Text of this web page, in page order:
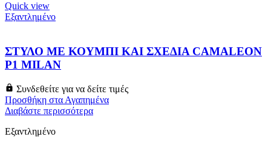
Quick view
Εξαντλημένο
ΣΤΥΛΟ ΜΕ ΚΟΥΜΠΙ ΚΑΙ ΣΧΕΔΙΑ CAMALEON
P1 MILAN
Συνδεθείτε για να δείτε τιμές
Προσθήκη στα Αγαπημένα
Διαβάστε περισσότερα
Εξαντλημένο